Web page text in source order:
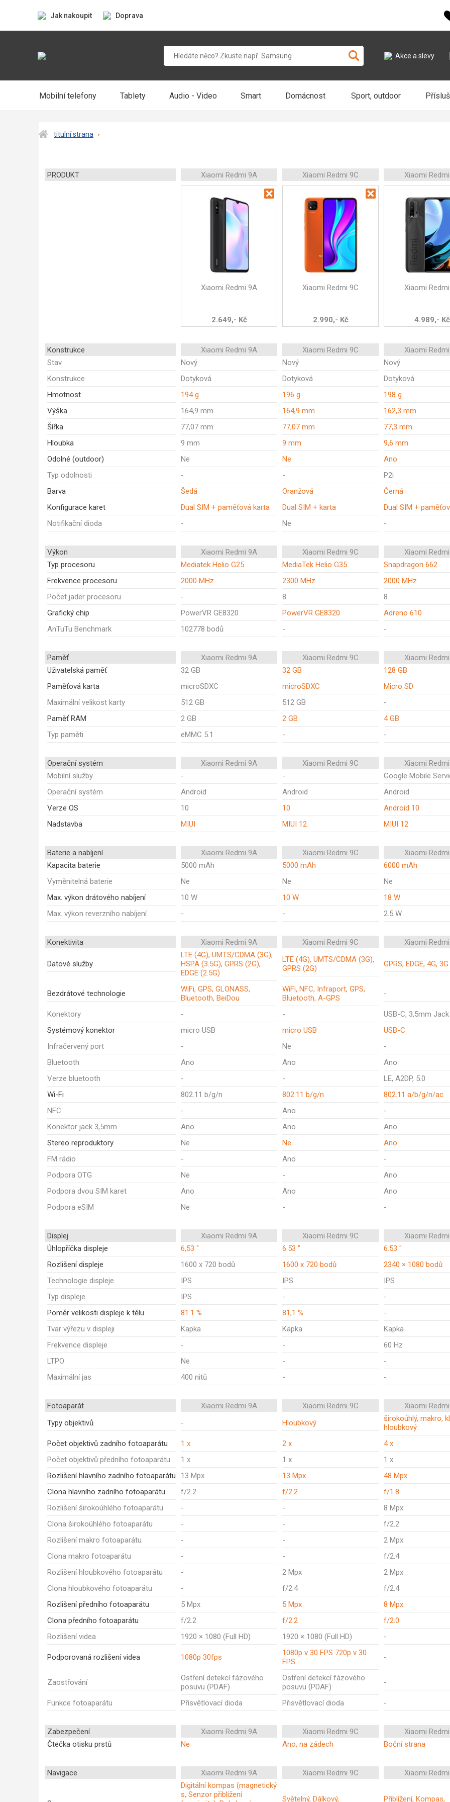
Jak nakoupit Doprava
Akce a slevy
Mobilní telefony Tablety Audio - Video Smart Domácnost Sport, outdoor
titulní strana
PRODUKT Xiaomi Redmi 9A Xiaomi Redmi 9C Xiaomi
Xiaomi Redmi 9A
2.649,- Kč
Xiaomi Redmi 9C
2.990,- Kč
Xiaomi
4.989,- Kč
Konstrukce Xiaomi Redmi 9A Xiaomi Redmi 9C
Xiaomi
Stav
Nový Nový
Nový
Konstrukce
Dotyková Dotyková
Dotyková
Hmotnost
194 g 196 g
198 g
Výška
164,9 mm 164,9 mm
162,3 mm
Šířka
77,07 mm 77,07 mm
77,3 mm
Hloubka
9 mm 9 mm
9,6 mm
Odolné (outdoor)
Ne Ne
Ano
Typ odolnosti
- -
P2i
Barva
Šedá Oranžová
Černá
Konfigurace karet
Dual SIM + paměťová karta Dual SIM + karta
Dual SIM +
Notifikační dioda
- Ne -
Výkon Xiaomi Redmi 9A Xiaomi Redmi 9C
Xiaomi
Typ procesoru
Mediatek Helio G25 MediaTek Helio G35
Snapdragon 662
Frekvence procesoru
2000 MHz 2300 MHz
2000 MHz
Počet jader procesoru
- 8
8
Grafický chip
PowerVR GE8320 PowerVR GE8320
Adreno 610
AnTuTu Benchmark
102778 bodů - -
Paměť Xiaomi Redmi 9A Xiaomi Redmi 9C
Xiaomi
Uživatelská paměť
32 GB 32 GB
128 GB
Paměťová karta
microSDXC microSDXC
Micro SD
Maximální velikost karty
512 GB 512 GB
-
Paměť RAM
2 GB 2 GB
4 GB
Typ paměti
eMMC 5.1 - -
Operační systém Xiaomi Redmi 9A Xiaomi Redmi 9C
Xiaomi
Mobilní služby
- -
Google Mobile
Operační systém
Android Android
Android
Verze OS
10 10
Android 10
Nadstavba
MIUI MIUI 12 MIUI 12
Baterie a nabíjení Xiaomi Redmi 9A Xiaomi Redmi 9C
Xiaomi
Kapacita baterie
5000 mAh 5000 mAh
6000 mAh
Vyměnitelná baterie
Ne Ne
Ne
Max. výkon drátového nabíjení
10 W 10 W
18 W
Max. výkon reverzního nabíjení
- - 2.5 W
Konektivita Xiaomi Redmi 9A Xiaomi Redmi 9C Xiaomi
Datové služby
LTE (4G), UMTS/CDMA (3G),
HSPA (3.5G), GPRS (2G),
EDGE (2.5G)
LTE (4G), UMTS/CDMA (3G),
GPRS (2G)
GPRS, EDGE, 4G, 3G
Bezdrátové technologie
WiFi, GPS, GLONASS,
Bluetooth, BeiDou
WiFi, NFC, Infraport, GPS,
Bluetooth, A-GPS
-
Konektory - -
USB-C, 3,5mm Jack
Systémový konektor
micro USB micro USB
USB-C
Infračervený port
- Ne
-
Bluetooth
Ano Ano
Ano
Verze bluetooth
- -
LE, A2DP, 5.0
Wi-Fi
802.11 b/g/n 802.11 b/g/n
802.11 a/b/g/n/ac
NFC
- Ano
-
Konektor jack 3,5mm
Ano Ano
Ano
Stereo reproduktory
Ne Ne
Ano
FM rádio
- Ano
-
Podpora OTG
Ne -
Ano
Podpora dvou SIM karet
Ano Ano
Ano
Podpora eSIM
Ne - -
Displej Xiaomi Redmi 9A Xiaomi Redmi 9C
Xiaomi
Úhlopříčka displeje
6,53 " 6.53 "
6.53 "
Rozlišení displeje
1600 x 720 bodů 1600 x 720 bodů
2340 × 1080 bodů
Technologie displeje
IPS IPS
IPS
Typ displeje
IPS -
-
Poměr velikosti displeje k tělu
81.1 % 81,1 %
-
Tvar výřezu v displeji
Kapka Kapka
Kapka
Frekvence displeje
- -
60 Hz
LTPO
Ne -
-
Maximální jas
400 nitů - -
Fotoaparát Xiaomi Redmi 9A Xiaomi Redmi 9C
Xiaomi
Typy objektivů
- Hloubkový
širokoúhlý, makro,
hloubkový
Počet objektivů zadního fotoaparátu
1 x 2 x
4 x
Počet objektivů předního fotoaparátu
1 x 1 x
1 x
Rozlišení hlavního zadního fotoaparátu
13 Mpx 13 Mpx
48 Mpx
Clona hlavního zadního fotoaparátu
f/2.2 f/2.2
f/1.8
Rozlišení širokoúhlého fotoaparátu
- -
8 Mpx
Clona širokoúhlého fotoaparátu
- -
f/2.2
Rozlišení makro fotoaparátu
- -
2 Mpx
Clona makro fotoaparátu
- -
f/2.4
Rozlišení hloubkového fotoaparátu
- 2 Mpx
2 Mpx
Clona hloubkového fotoaparátu
- f/2.4
f/2.4
Rozlišení předního fotoaparátu
5 Mpx 5 Mpx
8 Mpx
Clona předního fotoaparátu
f/2.2 f/2.2
f/2.0
Rozlišení videa
1920 × 1080 (Full HD) 1920 × 1080 (Full HD) -
Podporovaná rozlišení videa 1080p 30fps
1080p v 30 FPS 720p v 30
FPS
-
Zaostřování
Ostření detekcí fázového
posuvu (PDAF)
Ostření detekcí fázového
posuvu (PDAF)
-
Funkce fotoaparátu Přisvětlovací dioda Přisvětlovací dioda -
Zabezpečení Xiaomi Redmi 9A Xiaomi Redmi 9C
Xiaomi
Čtečka otisku prstů
Ne Ano, na zádech Boční strana
Navigace Xiaomi Redmi 9A Xiaomi Redmi 9C Xiaomi
Digitální kompas (magnetický
s, Senzor přiblížení
Světelný, Dálkový, Přiblížení, Kompas,